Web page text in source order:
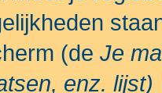
(de Je
enz. lijst)